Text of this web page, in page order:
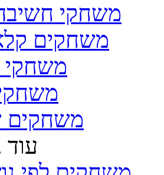
משחקי
משחקים
משחקי
משחקים